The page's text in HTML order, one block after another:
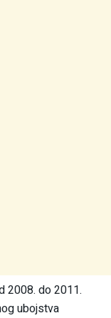
2008. do 2011.
ubojstva